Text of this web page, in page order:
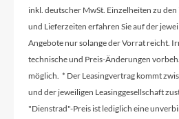
Griffe
ACID Travel
Ladegerät
inkl. deutscher MwSt. Einzelheiten zu
und Lieferzeiten erfahren Sie auf der
Angebote nur solange der Vorrat reicht.
technische und Preis-Änderungen
möglich. * Der Leasingvertrag kommt
und der jeweiligen Leasinggesellschaft
"Dienstrad"-Preis ist lediglich eine